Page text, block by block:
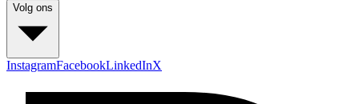
Volg ons
InstagramFacebookLinkedInX